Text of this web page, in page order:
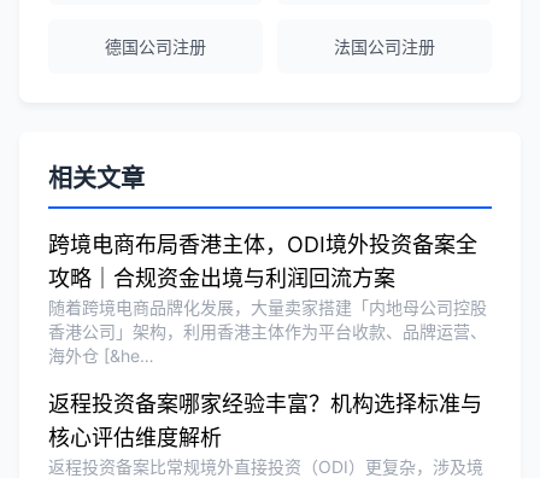
Michael Liu ★★★★☆
刘总
泰国BOI申请+建厂规划一站式服务，完
美！
Olivia Wang ★★★★★
满意。
德国公司注册 法国公司注册
相关文章
跨境电商布局香港主体，ODI境外投资备案全
攻略｜合规资金出境与利润回流方案
随着跨境电商品牌化发展，大量卖家搭建「内地母公司控股
香港公司」架构，利用香港主体作为平台收款、品牌运营、
海外仓 [&he…
返程投资备案哪家经验丰富？机构选择标准与
核心评估维度解析
返程投资备案比常规境外直接投资（ODI）更复杂，涉及境